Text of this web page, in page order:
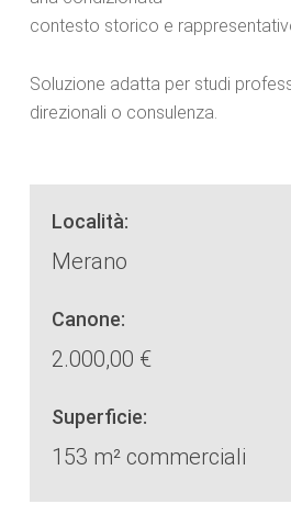
contesto storico e
Soluzione adatta per studi
direzionali o consulenza.
Località:
Merano
Canone:
2.000,00 €
Superficie:
153 m² commerciali